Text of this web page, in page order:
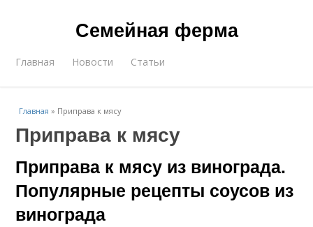
Семейная ферма
Главная Новости Статьи
Главная » Приправа к мясу
Приправа к мясу
Приправа к мясу из винограда.
Популярные рецепты соусов из
винограда